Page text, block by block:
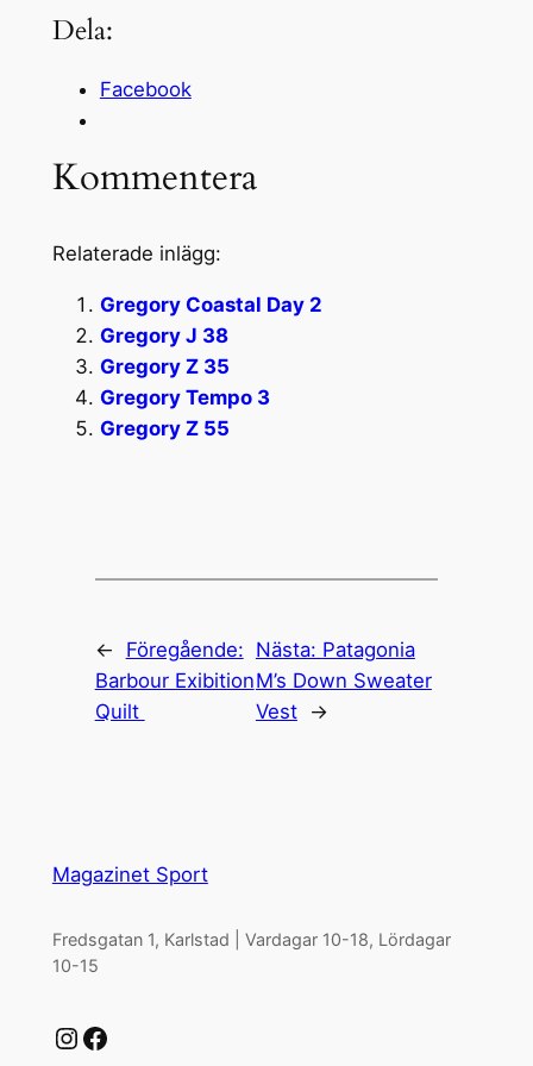
Dela:
Facebook
Kommentera
Relaterade inlägg:
Gregory Coastal Day 2
Gregory J 38
Gregory Z 35
Gregory Tempo 3
Gregory Z 55
←
Föregående:
Barbour Exibition
Quilt
Nästa: Patagonia
M’s Down Sweater
Vest
→
Magazinet Sport
Fredsgatan 1, Karlstad | Vardagar 10-18, Lördagar
10-15
Instagram Facebook